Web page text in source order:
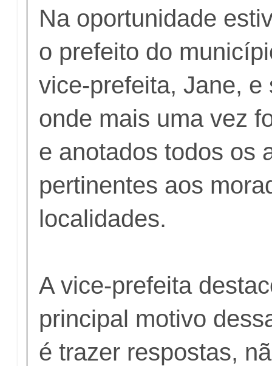
Na oportunidade
o prefeito do
vice-prefeita, Jane, e
onde mais uma vez
e anotados todos os
pertinentes aos
localidades.
A vice-prefeita
principal motivo
é trazer respostas,